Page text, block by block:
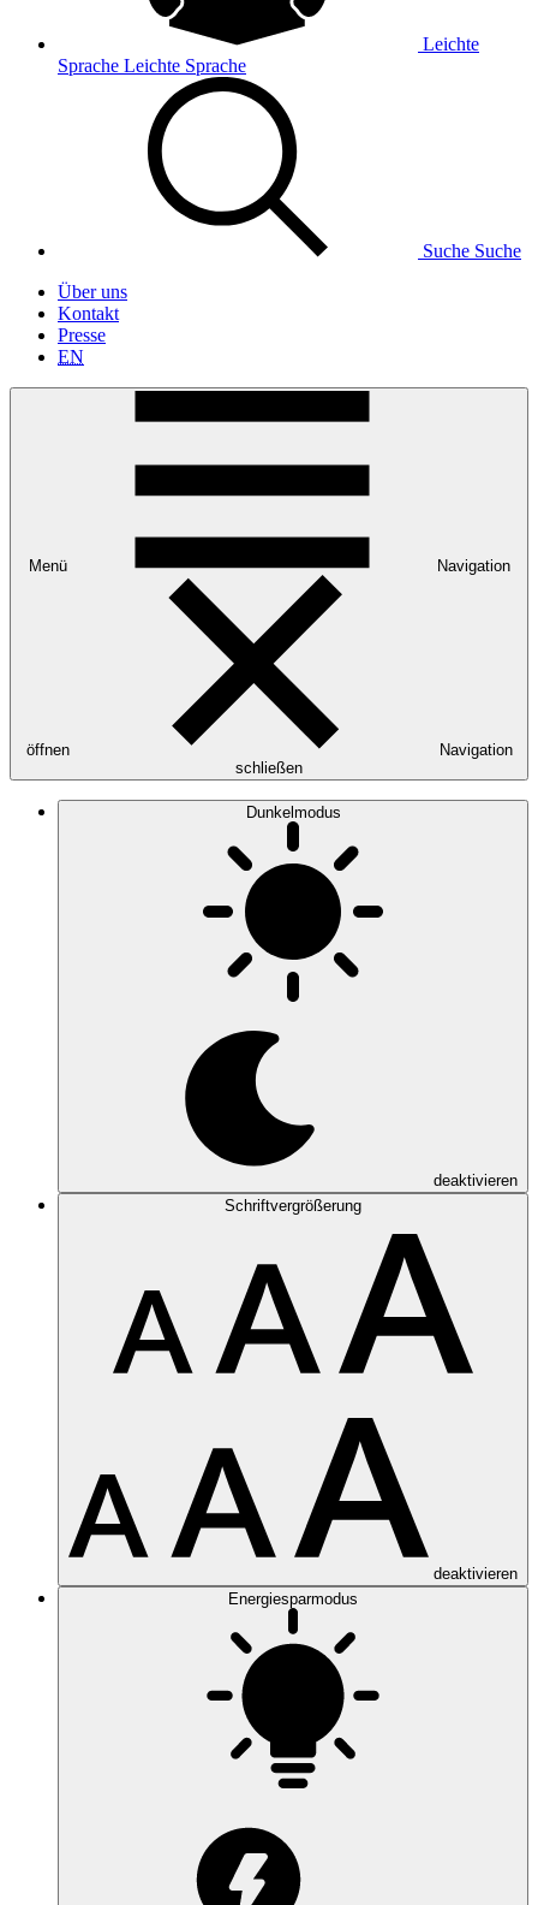
Leichte
Sprache Leichte Sprache
Suche Suche
Über uns
Kontakt
Presse
EN
Menü Navigation
öffnen
Navigation
schließen
Dunkelmodus
deaktivieren
Schriftvergrößerung
deaktivieren
Energiesparmodus